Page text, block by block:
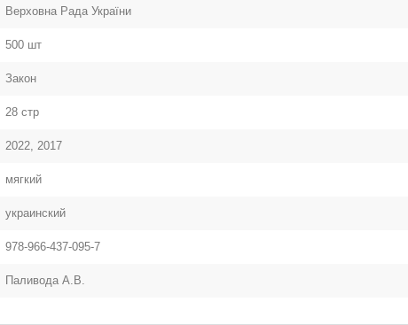
Верховна Рада України
500 шт
Закон
28 стр
2022, 2017
мягкий
украинский
978-966-437-095-7
Паливода А.В.